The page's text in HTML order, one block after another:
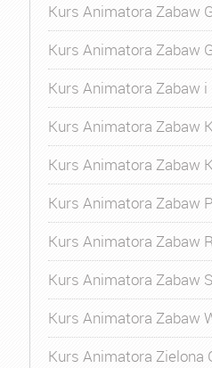
Kurs Animatora Zabaw
Kurs Animatora Zabaw
Kurs Animatora Zabaw i
Kurs Animatora Zabaw
Kurs Animatora Zabaw
Kurs Animatora Zabaw
Kurs Animatora Zabaw
Kurs Animatora Zabaw
Kurs Animatora Zabaw
Kurs Animatora Zielona